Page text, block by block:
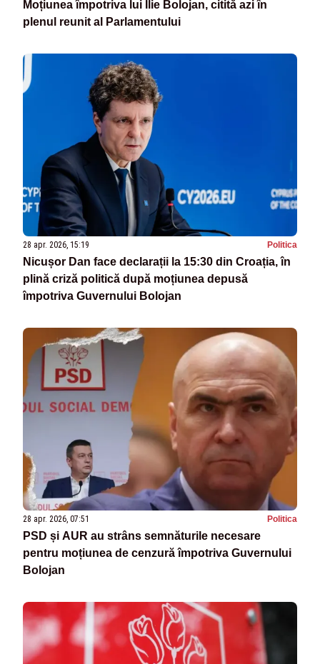
Moțiunea împotriva lui Ilie Bolojan, citită azi în
plenul reunit al Parlamentului
28 apr. 2026, 15:19 Politica
Nicușor Dan face declarații la 15:30 din Croația, în
plină criză politică după moțiunea depusă
împotriva Guvernului Bolojan
28 apr. 2026, 07:51 Politica
PSD și AUR au strâns semnăturile necesare
pentru moțiunea de cenzură împotriva Guvernului
Bolojan